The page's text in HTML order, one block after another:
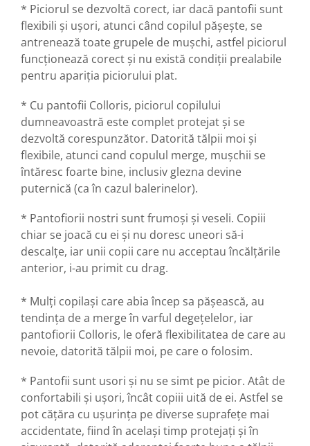
* Piciorul se dezvoltă corect, iar dacă pantofii sunt
flexibili și ușori, atunci când copilul pășește, se
antrenează toate grupele de mușchi, astfel piciorul
funcționează corect și nu există condiții prealabile
pentru apariția piciorului plat.
* Cu pantofii Colloris, piciorul copilului
dumneavoastră este complet protejat și se
dezvoltă corespunzător. Datorită tălpii moi și
flexibile, atunci cand copulul merge, mușchii se
întăresc foarte bine, inclusiv glezna devine
puternică (ca în cazul balerinelor).
* Pantofiorii nostri sunt frumoși și veseli. Copiii
chiar se joacă cu ei și nu doresc uneori să-i
descalțe, iar unii copii care nu acceptau încălțările
anterior, i-au primit cu drag.
* Mulți copilași care abia încep sa pășească, au
tendința de a merge în varful degețelelor, iar
pantofiorii Colloris, le oferă flexibilitatea de care au
nevoie, datorită tălpii moi, pe care o folosim.
* Pantofii sunt usori și nu se simt pe picior. Atât de
confortabili și ușori, încât copiii uită de ei. Astfel se
pot cățăra cu ușurința pe diverse suprafețe mai
accidentate, fiind în același timp protejați și în